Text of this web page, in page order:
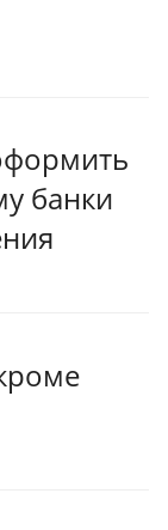
банки